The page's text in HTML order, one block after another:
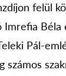
felül
Imrefia Béla
Pál-
számos